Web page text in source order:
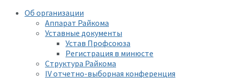
Об организации
Аппарат Райкома
Уставные документы
Устав Профсоюза
Регистрация в минюсте
Структура Райкома
IV отчетно-выборная конференция